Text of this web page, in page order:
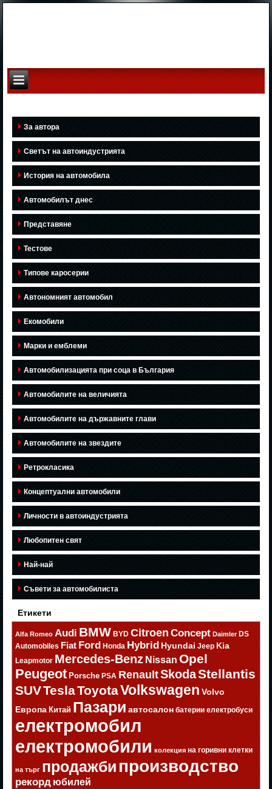
За автора
Светът на автоиндустрията
История на автомобила
Автомобилът днес
Представяне
Тестове
Типове каросерии
Автономният автомобил
Екомобили
Марки и емблеми
Автомобилизацията при соца в България
Автомобилите на величията
Автомобилите на държавните глави
Автомобилите на звездите
Ретрокласика
Концептуални автомобили
Личности в автоиндустрията
Любопитен свят
Най-най
Съвети за автомобилиста
Етикети
Alfa Romeo Audi BMW BYD Citroen Concept Daimler DS
Automobiles Fiat Ford Honda Hybrid Hyundai Jeep Kia
Leapmotor Mercedes-Benz Nissan Opel
Peugeot Porsche PSA RenaultSkodaStellantis
SUVTeslaToyotaVolkswagen Volvo
Европа Китай Пазари автосалон батерии електробуси
електромобил
електромобили колекция на горивни клетки
на търг продажбипроизводство
рекорд юбилей